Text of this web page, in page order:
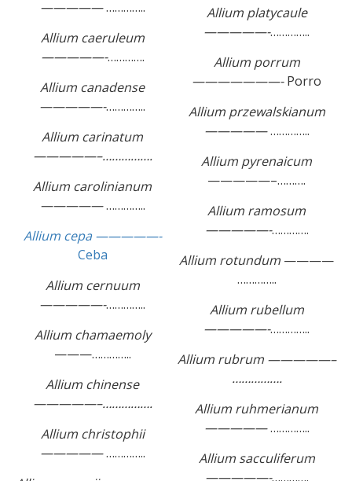
—————…………..
Allium caeruleum
—————-………….
Allium canadense
—————-…………..
Allium carinatum
—————–…………….
Allium carolinianum
—————…………..
Allium cepa —————-
Ceba
Allium cernuum
—————-…………..
Allium chamaemoly
———…………..
Allium chinense
—————–…………….
Allium christophii
—————…………..
Allium platycaule
—————-…………..
Allium porrum
———————-Porro
Allium przewalskianum
—————…………..
Allium pyrenaicum
—————–……….
Allium ramosum
—————-………….
Allium rotundum ————
…………..
Allium rubellum
—————-…………..
Allium rubrum —————–
…………….
Allium ruhmerianum
—————…………..
Allium sacculiferum
—————-………….